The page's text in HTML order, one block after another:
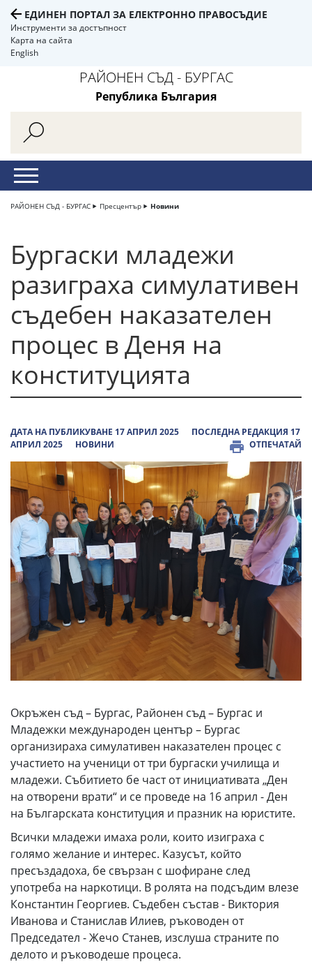
ЕДИНЕН ПОРТАЛ ЗА ЕЛЕКТРОННО ПРАВОСЪДИЕ
Инструменти за достъпност
Карта на сайта
English
РАЙОНЕН СЪД - БУРГАС
Република България
РАЙОНЕН СЪД - БУРГАС Пресцентър Новини
Бургаски младежи
разиграха симулативен
съдебен наказателен
процес в Деня на
конституцията
ДАТА НА ПУБЛИКУВАНЕ 17 АПРИЛ 2025
ПОСЛЕДНА РЕДАКЦИЯ 17
АПРИЛ 2025
НОВИНИ ОТПЕЧАТАЙ
Окръжен съд – Бургас, Районен съд – Бургас и
Младежки международен център – Бургас
организираха симулативен наказателен процес с
участието на ученици от три бургаски училища и
младежи. Събитието бе част от инициативата „Ден
на отворени врати“ и се проведе на 16 април - Ден
на Българската конституция и празник на юристите.
Всички младежи имаха роли, които изиграха с
голямо желание и интерес. Казусът, който
пресъздадоха, бе свързан с шофиране след
употреба на наркотици. В ролята на подсъдим влезе
Константин Георгиев. Съдебен състав - Виктория
Иванова и Станислав Илиев, ръководен от
Председател - Жечо Станев, изслуша страните по
делото и ръководеше процеса.